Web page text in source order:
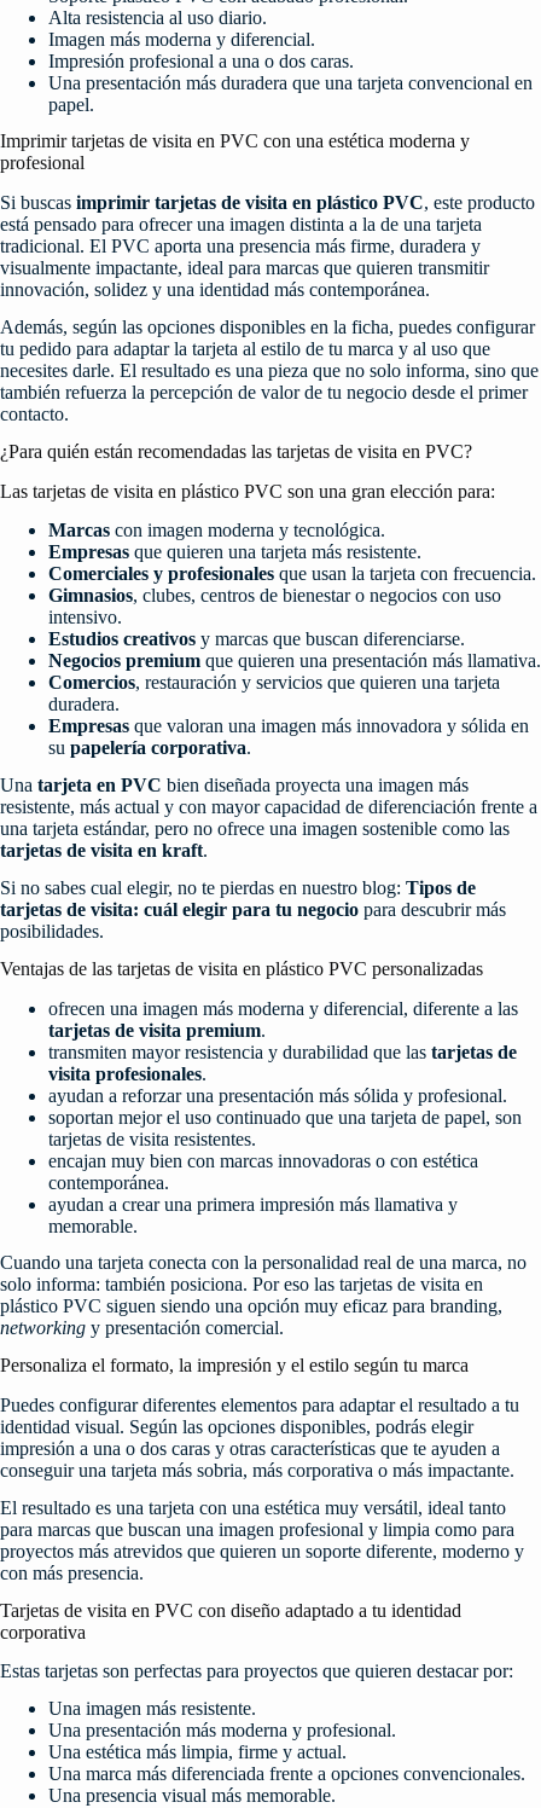
Alta resistencia al uso diario.
Imagen más moderna y diferencial.
Impresión profesional a una o dos caras.
Una presentación más duradera que una tarjeta convencional en
papel.
Imprimir tarjetas de visita en PVC con una estética moderna y
profesional
Si buscas imprimir tarjetas de visita en plástico PVC, este producto
está pensado para ofrecer una imagen distinta a la de una tarjeta
tradicional. El PVC aporta una presencia más firme, duradera y
visualmente impactante, ideal para marcas que quieren transmitir
innovación, solidez y una identidad más contemporánea.
Además, según las opciones disponibles en la ficha, puedes configurar
tu pedido para adaptar la tarjeta al estilo de tu marca y al uso que
necesites darle. El resultado es una pieza que no solo informa, sino que
también refuerza la percepción de valor de tu negocio desde el primer
contacto.
¿Para quién están recomendadas las tarjetas de visita en PVC?
Las tarjetas de visita en plástico PVC son una gran elección para:
Marcas con imagen moderna y tecnológica.
Empresas que quieren una tarjeta más resistente.
Comerciales y profesionales que usan la tarjeta con frecuencia.
Gimnasios, clubes, centros de bienestar o negocios con uso
intensivo.
Estudios creativos y marcas que buscan diferenciarse.
Negocios premium que quieren una presentación más llamativa.
Comercios, restauración y servicios que quieren una tarjeta
duradera.
Empresas que valoran una imagen más innovadora y sólida en
su papelería corporativa.
Una tarjeta en PVC bien diseñada proyecta una imagen más
resistente, más actual y con mayor capacidad de diferenciación frente a
una tarjeta estándar, pero no ofrece una imagen sostenible como las
tarjetas de visita en kraft.
Si no sabes cual elegir, no te pierdas en nuestro blog: Tipos de
tarjetas de visita: cuál elegir para tu negocio para descubrir más
posibilidades.
Ventajas de las tarjetas de visita en plástico PVC personalizadas
ofrecen una imagen más moderna y diferencial, diferente a las
tarjetas de visita premium.
transmiten mayor resistencia y durabilidad que las tarjetas de
visita profesionales.
ayudan a reforzar una presentación más sólida y profesional.
soportan mejor el uso continuado que una tarjeta de papel, son
tarjetas de visita resistentes.
encajan muy bien con marcas innovadoras o con estética
contemporánea.
ayudan a crear una primera impresión más llamativa y
memorable.
Cuando una tarjeta conecta con la personalidad real de una marca, no
solo informa: también posiciona. Por eso las tarjetas de visita en
plástico PVC siguen siendo una opción muy eficaz para branding,
networking y presentación comercial.
Personaliza el formato, la impresión y el estilo según tu marca
Puedes configurar diferentes elementos para adaptar el resultado a tu
identidad visual. Según las opciones disponibles, podrás elegir
impresión a una o dos caras y otras características que te ayuden a
conseguir una tarjeta más sobria, más corporativa o más impactante.
El resultado es una tarjeta con una estética muy versátil, ideal tanto
para marcas que buscan una imagen profesional y limpia como para
proyectos más atrevidos que quieren un soporte diferente, moderno y
con más presencia.
Tarjetas de visita en PVC con diseño adaptado a tu identidad
corporativa
Estas tarjetas son perfectas para proyectos que quieren destacar por:
Una imagen más resistente.
Una presentación más moderna y profesional.
Una estética más limpia, firme y actual.
Una marca más diferenciada frente a opciones convencionales.
Una presencia visual más memorable.